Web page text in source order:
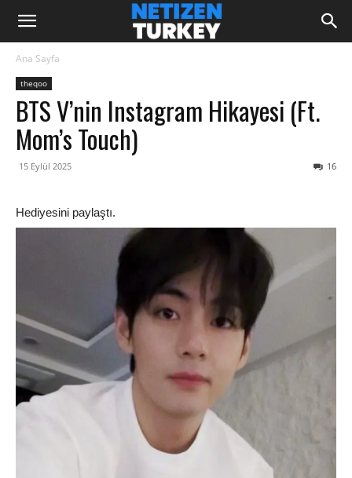
Ana Sayfa
theqoo
BTS V’nin Instagram Hikayesi (Ft.
Mom’s Touch)
15 Eylül 2025 16
Hediyesini paylaştı.